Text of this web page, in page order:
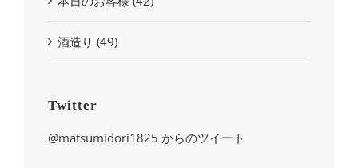
酒造り (49)
Twitter
@matsumidori1825 からのツイート